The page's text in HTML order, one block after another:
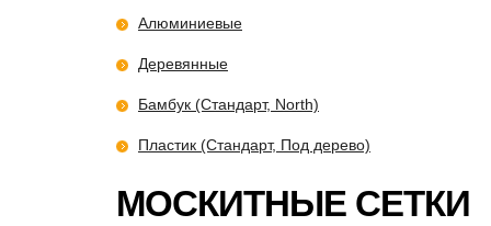
Алюминиевые
Деревянные
Бамбук (Стандарт, North)
Пластик (Стандарт, Под дерево)
МОСКИТНЫЕ СЕТКИ